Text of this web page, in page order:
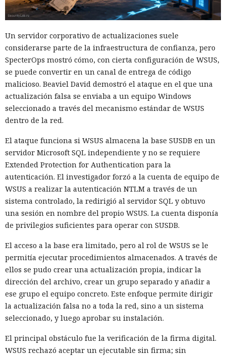
Un servidor corporativo de actualizaciones suele
considerarse parte de la infraestructura de confianza, pero
SpecterOps mostró cómo, con cierta configuración de WSUS,
se puede convertir en un canal de entrega de código
malicioso. Beaviel David demostró el ataque en el que una
actualización falsa se enviaba a un equipo Windows
seleccionado a través del mecanismo estándar de WSUS
dentro de la red.
El ataque funciona si WSUS almacena la base SUSDB en un
servidor Microsoft SQL independiente y no se requiere
Extended Protection for Authentication para la
autenticación. El investigador forzó a la cuenta de equipo de
WSUS a realizar la autenticación NTLM a través de un
sistema controlado, la redirigió al servidor SQL y obtuvo
una sesión en nombre del propio WSUS. La cuenta disponía
de privilegios suficientes para operar con SUSDB.
El acceso a la base era limitado, pero al rol de WSUS se le
permitía ejecutar procedimientos almacenados. A través de
ellos se pudo crear una actualización propia, indicar la
dirección del archivo, crear un grupo separado y añadir a
ese grupo el equipo concreto. Este enfoque permite dirigir
la actualización falsa no a toda la red, sino a un sistema
seleccionado, y luego aprobar su instalación.
El principal obstáculo fue la verificación de la firma digital.
WSUS rechazó aceptar un ejecutable sin firma; sin